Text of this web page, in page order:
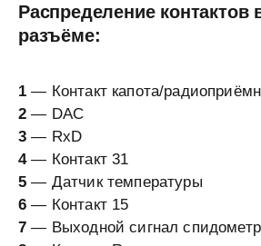
Распределение контактов
разъёме:
1 — Контакт капота/
2 — DAC
3 — RxD
4— Контакт 31
5 — Датчик температуры
6 — Контакт 15
7 — Выходной сигнал